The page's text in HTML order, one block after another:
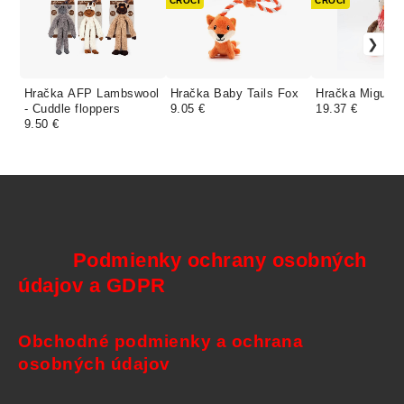
Hračka AFP Lambswool
- Cuddle floppers
9.50 €
Hračka Baby Tails Fox
9.05 €
Hračka Miguel
19.37 €
Podmienky ochrany osobných
údajov a GDPR
Obchodné podmienky a ochrana
osobných údajov